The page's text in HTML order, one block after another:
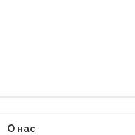
О нас